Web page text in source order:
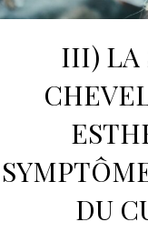
III) LA
DU